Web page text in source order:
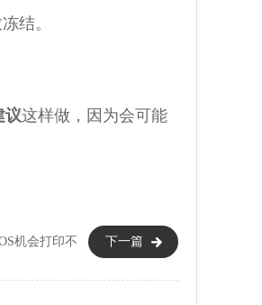
结。
议这样做，因为会可能
下一篇
机会打印不